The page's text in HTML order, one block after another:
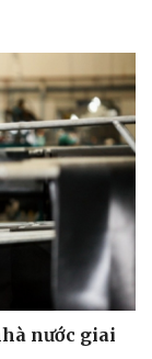
nước giai